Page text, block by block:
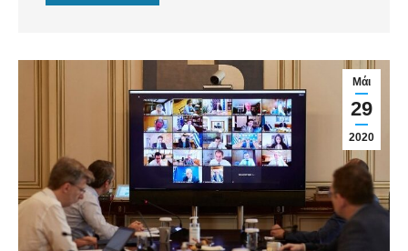
Μάι
29
2020